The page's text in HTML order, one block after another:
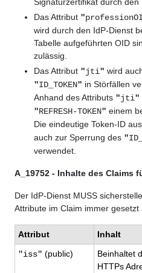
Das Attribut "
wird durch den IdP-Dienst
Tabelle aufgeführten OID
zulässig.
Das Attribut "jti" wird
"ID_TOKEN" in Störfällen
Anhand des Attributs "jti"
"REFRESH-TOKEN" einem
Die eindeutige Token-ID
auch zur Sperrung des "
verwendet.
A_19752 - Inhalte des Claims
Der IdP-Dienst MUSS
Attribute im Claim immer gesetzt
Attribut Inhalt
"iss" (public)
Beinhaltet
HTTPs